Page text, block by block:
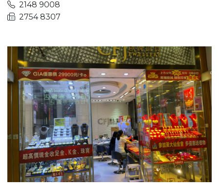
2148 9008
2754 8307